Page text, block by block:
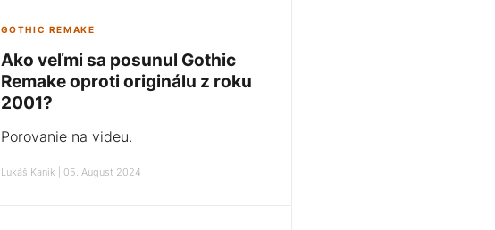
GOTHIC REMAKE
Ako veľmi sa posunul Gothic
Remake oproti originálu z roku
2001?
Porovanie na videu.
Lukáš Kanik | 05. August 2024